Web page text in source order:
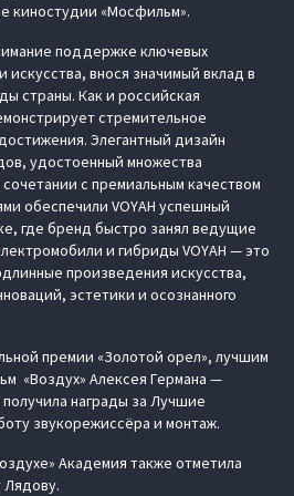
киностудии «Мосфильм».
поддержке ключевых
искусства, внося значимый вклад в
страны. Как и российская
стремительное
Элегантный дизайн
удостоенный множества
с премиальным качеством
обеспечили VOYAH успешный
где бренд быстро занял ведущие
и гибриды VOYAH — это
произведения искусства,
эстетики и осознанного
премии «Золотой орел», лучшим
«Воздух» Алексея Германа —
награды за Лучшие
звукорежиссёра и монтаж.
Академия также отметила
Лядову.